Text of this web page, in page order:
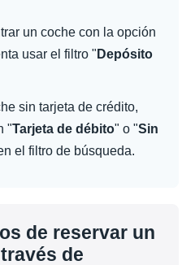
un coche con la opción
usar el filtro " Depósito
sin tarjeta de crédito,
"Tarjeta de débito" o "Sin
el filtro de búsqueda.
de reservar un
de